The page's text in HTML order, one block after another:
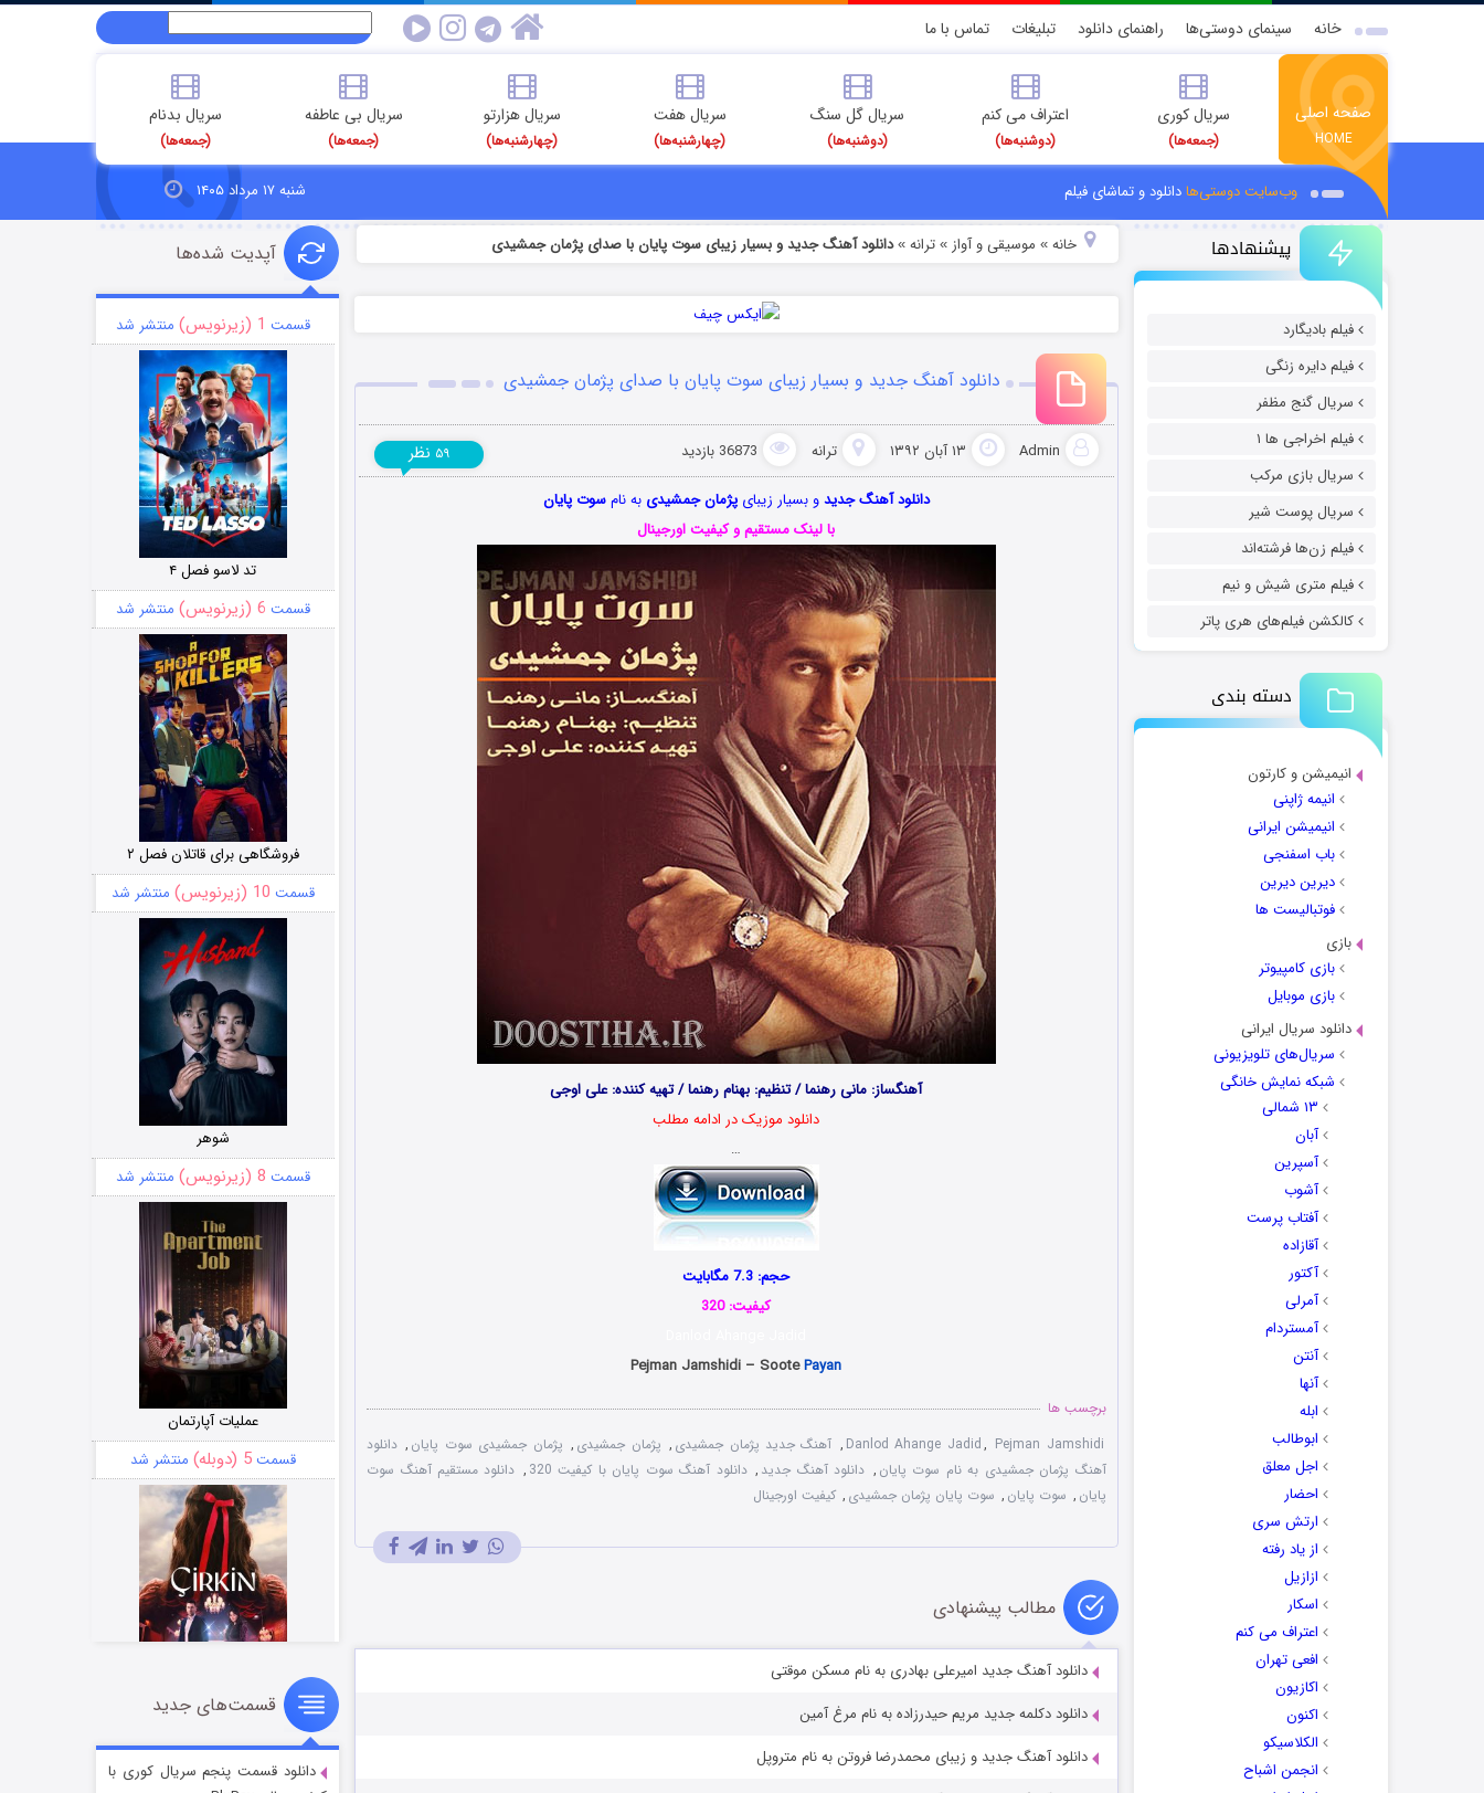
خانه سینمای دوستی‌ها راهنمای دانلود تبلیغات تماس با ما
صفحه اصلی
HOME
سریال کوری
(جمعه‌ها)
اعتراف می کنم
(دوشنبه‌ها)
سریال گل سنگ
(دوشنبه‌ها)
سریال هفت
(چهارشنبه‌ها)
سریال هزارتو
(چهارشنبه‌ها)
سریال بی عاطفه
(جمعه‌ها)
سریال بدنام
(جمعه‌ها)
وب‌سایت دوستی‌هادانلود و تماشای فیلم شنبه ۱۷ مرداد ۱۴۰۵
پیشنهادها
فیلم بادیگارد
فیلم دایره زنگی
سریال گنج مظفر
فیلم اخراجی ها ۱
سریال بازی مرکب
سریال پوست شیر
فیلم زن‌ها فرشته‌اند
فیلم متری شیش و نیم
کالکشن فیلم‌های هری پاتر
دسته بندی
انیمیشن و کارتون
انیمه ژاپنی
انیمیشن ایرانی
باب اسفنجی
دیرین دیرین
فوتبالیست ها
بازی
بازی کامپیوتر
بازی موبایل
دانلود سریال ایرانی
سریال‌های تلویزیونی
شبکه نمایش خانگی
۱۳ شمالی
آبان
آسپرین
آشوب
آفتاب پرست
آقازاده
آکتور
آمرلی
آمستردام
آنتن
آنها
ابله
ابوطالب
اجل معلق
احضار
ارتش سری
از یاد رفته
ازازیل
اسکار
اعتراف می کنم
افعی تهران
اکازیون
اکنون
الکلاسیکو
انجمن اشباح
خانه» موسیقی و آواز » ترانه»دانلود آهنگ جدید و بسیار زیبای سوت پایان با صدای پژمان جمشیدی
دانلود آهنگ جدید و بسیار زیبای سوت پایان با صدای پژمان جمشیدی
Admin ۱۳ آبان ۱۳۹۲ ترانه 36873 بازدید ۵۹ نظر
دانلود آهنگ جدیدو بسیار زیبای پژمان جمشیدی به نامسوت پایان
با لینک مستقیم و کیفیت اورجینال
آهنگساز: مانی رهنما / تنظیم: بهنام رهنما / تهیه کننده: علی اوجی
دانلود موزیک در ادامه مطلب
…
حجم: 7.3 مگابایت
کیفیت: 320
Pejman Jamshidi – SootePayan
برچسب ها
Danlod Ahange Jadid, Pejman Jamshidi
, آهنگ جدید پژمان جمشیدی , پژمان جمشیدی , پژمان جمشیدی سوت پایان , دانلود
آهنگ پژمان جمشیدی به نام سوت پایان , دانلود آهنگ جدید , دانلود آهنگ سوت پایان با کیفیت 320 , دانلود مستقیم آهنگ سوت
پایان , سوت پایان , سوت پایان پژمان جمشیدی , کیفیت اورجینال
مطالب پیشنهادی
دانلود آهنگ جدید امیرعلی بهادری به نام مسکن موقتی
دانلود دکلمه جدید مریم حیدرزاده به نام مرغ آمین
دانلود آهنگ جدید و زیبای محمدرضا فروتن به نام متروپل
آپدیت شده‌ها
قسمت 1 (زیرنویس) منتشر شد
تد لاسو فصل ۴
قسمت 6 (زیرنویس) منتشر شد
فروشگاهی برای قاتلان فصل ۲
قسمت 10 (زیرنویس) منتشر شد
شوهر
قسمت 8 (زیرنویس) منتشر شد
عملیات آپارتمان
قسمت5 (دوبله) منتشر شد
سریال زشت
قسمت2 (زیرنویس) منتشر شد
قسمت‌های جدید
دانلود قسمت پنجم سریال کوری با